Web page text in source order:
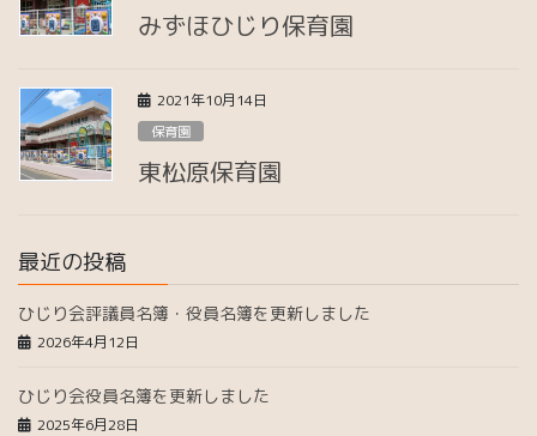
みずほひじり保育園
2021年10月14日
保育園
東松原保育園
最近の投稿
ひじり会評議員名簿・役員名簿を更新しました
2026年4月12日
ひじり会役員名簿を更新しました
2025年6月28日